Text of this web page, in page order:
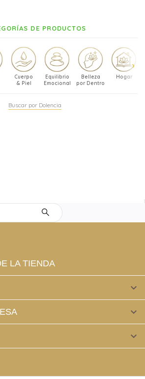
DE PRODUCTOS
Cuerpo
& Piel
Equilibrio
Emocional
Belleza
por Dentro
Hogar
Buscar por Dolencia
LA TIENDA


